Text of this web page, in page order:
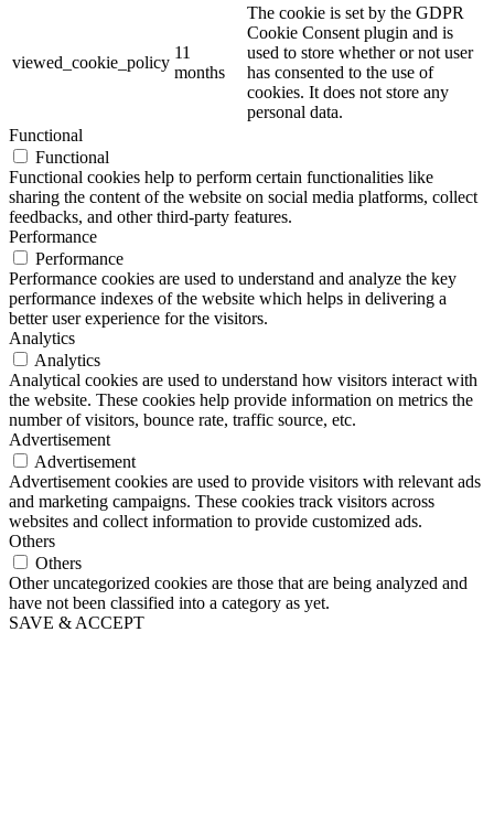
viewed_cookie_policy
11
months
The cookie is set by the GDPR
Cookie Consent plugin and is
used to store whether or not user
has consented to the use of
cookies. It does not store any
personal data.
Functional
Functional
Functional cookies help to perform certain functionalities like
sharing the content of the website on social media platforms, collect
feedbacks, and other third-party features.
Performance
Performance
Performance cookies are used to understand and analyze the key
performance indexes of the website which helps in delivering a
better user experience for the visitors.
Analytics
Analytics
Analytical cookies are used to understand how visitors interact with
the website. These cookies help provide information on metrics the
number of visitors, bounce rate, traffic source, etc.
Advertisement
Advertisement
Advertisement cookies are used to provide visitors with relevant ads
and marketing campaigns. These cookies track visitors across
websites and collect information to provide customized ads.
Others
Others
Other uncategorized cookies are those that are being analyzed and
have not been classified into a category as yet.
SAVE & ACCEPT